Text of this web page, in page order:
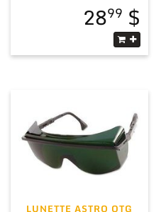
2899
LUNETTE ASTRO OTG